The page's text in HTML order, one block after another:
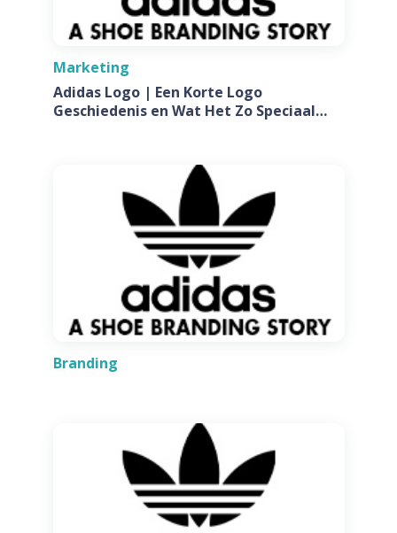
Marketing
Adidas Logo | Een Korte Logo
Geschiedenis en Wat Het Zo Speciaal
Branding